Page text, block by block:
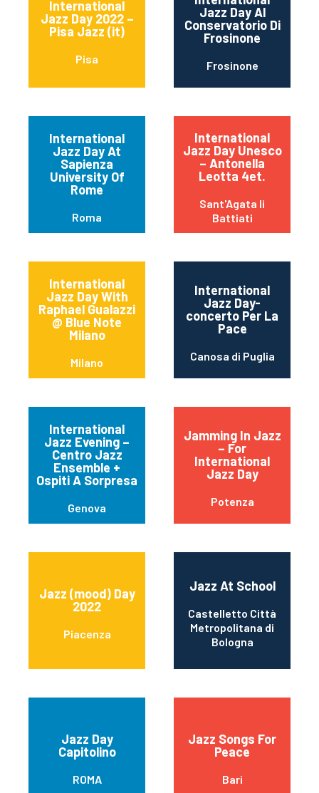
International
Jazz Day 2022 –
Pisa Jazz (it)
Pisa
Jazz Day Al
Conservatorio Di
Frosinone
Frosinone
International
Jazz Day At
Sapienza
University Of
Rome
Roma
International
Jazz Day Unesco
– Antonella
Leotta 4et.
Sant'Agata li
Battiati
International
Jazz Day With
Raphael Gualazzi
@ Blue Note
Milano
Milano
International
Jazz Day-
concerto Per La
Pace
Canosa di Puglia
International
Jazz Evening –
Centro Jazz
Ensemble +
Ospiti A Sorpresa
Genova
Jamming In Jazz
– For
International
Jazz Day
Potenza
Jazz (mood) Day
2022
Piacenza
Jazz At School
Castelletto Città
Metropolitana di
Bologna
Jazz Day
Capitolino
ROMA
Jazz Songs For
Peace
Bari